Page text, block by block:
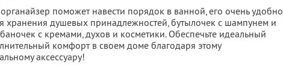
поможет навести порядок в ванной, его очень удобно
хранения душевых принадлежностей, бутылочек с шампунем и
с кремами, духов и косметики. Обеспечьте идеальный
комфорт в своем доме благодаря этому
аксессуару!